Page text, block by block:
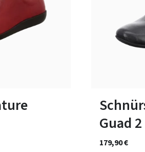
Guad
179,90 €